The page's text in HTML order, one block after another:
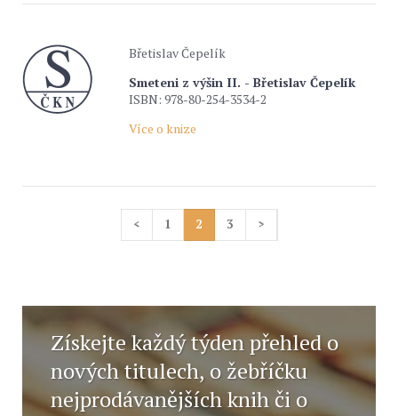
Břetislav Čepelík
Smeteni z výšin II. - Břetislav Čepelík
ISBN: 978-80-254-3534-2
Více o knize
< 1 2 3 >
Získejte každý týden přehled o
nových titulech, o žebříčku
nejprodávanějších knih či o